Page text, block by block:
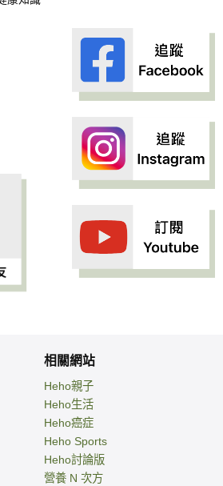
相關網站
Heho親子
Heho生活
Heho癌症
Heho Sports
Heho討論版
營養 N 次方